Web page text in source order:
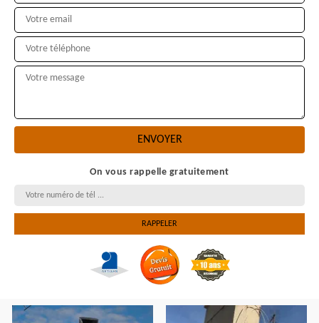
On vous rappelle gratuitement